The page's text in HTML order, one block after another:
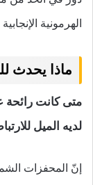
الهرمونية
ماذا يحدث
متى كانت رائحة
لديه الميل
إنّ المحفزات